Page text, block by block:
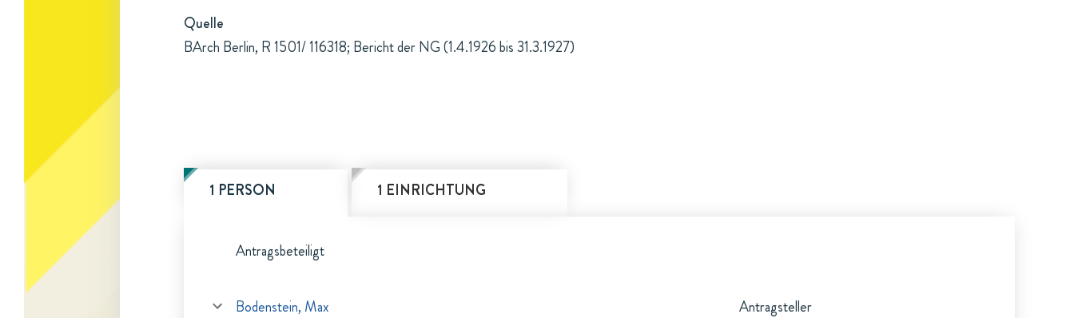
Quelle
BArch Berlin, R 1501/ 116318; Bericht der NG (1.4.1926 bis 31.3.1927)
1 PERSON 1 EINRICHTUNG
Antragsbeteiligt
Bodenstein, Max Antragsteller